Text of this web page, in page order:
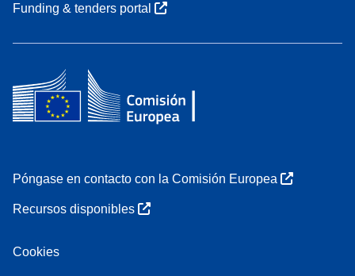
Funding & tenders portal
Póngase en contacto con la Comisión Europea
Recursos disponibles
Cookies